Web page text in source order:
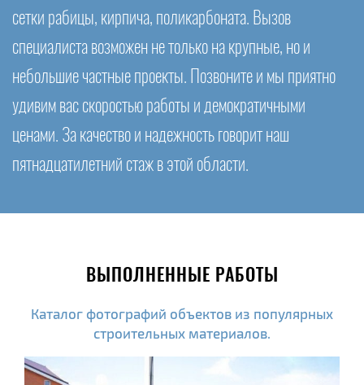
сетки рабицы, кирпича, поликарбоната. Вызов
специалиста возможен не только на крупные, но и
небольшие частные проекты. Позвоните и мы приятно
удивим вас скоростью работы и демократичными
ценами. За качество и надежность говорит наш
пятнадцатилетний стаж в этой области.
ВЫПОЛНЕННЫЕ РАБОТЫ
Каталог фотографий объектов из популярных
строительных материалов.